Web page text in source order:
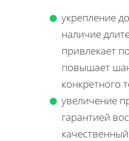
укрепление
наличие
привлекает
повышает
конкретного
увеличение
гарантией